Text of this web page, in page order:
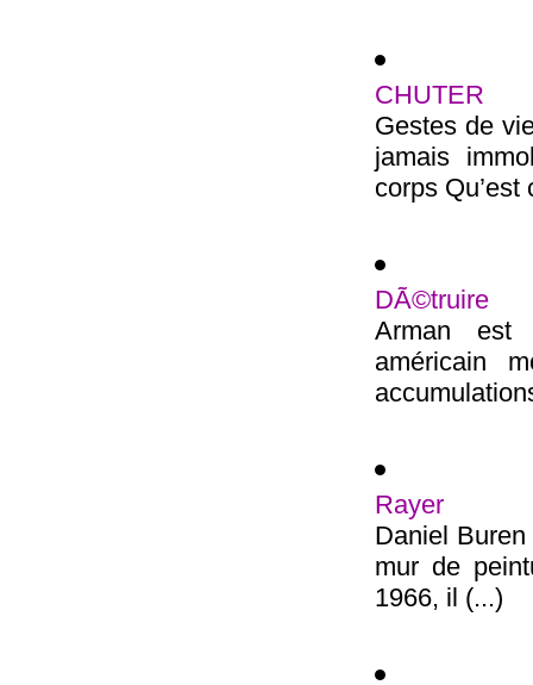
CHUTER
Gestes de
jamais
corps Qu’est
DÃ©truire
Arman est
américain
Rayer
Daniel
mur de
1966, il (...)